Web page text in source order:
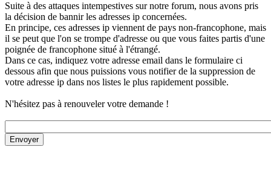
Suite à des attaques intempestives sur notre forum, nous avons pris
la décision de bannir les adresses ip concernées.
En principe, ces adresses ip viennent de pays non-francophone, mais
il se peut que l'on se trompe d'adresse ou que vous faites partis d'une
poignée de francophone situé à l'étrangé.
Dans ce cas, indiquez votre adresse email dans le formulaire ci
dessous afin que nous puissions vous notifier de la suppression de
votre adresse ip dans nos listes le plus rapidement possible.
N'hésitez pas à renouveler votre demande !